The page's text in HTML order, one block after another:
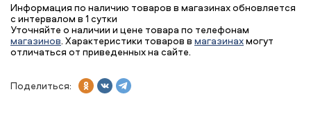
Информация по наличию товаров в магазинах обновляется
с интервалом в 1 сутки
Уточняйте о наличии и цене товара по телефонам
магазинов. Характеристики товаров в магазинахмогут
отличаться от приведенных на сайте.
Поделиться: